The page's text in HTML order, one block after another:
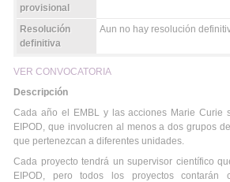
provisional
Resolución
definitiva
Aun no hay resolución
VER CONVOCATORIA
Descripción
Cada año el EMBL y las acciones Marie Curie
EIPOD, que involucren al menos a dos grupos
que pertenezcan a diferentes unidades.
Cada proyecto tendrá un supervisor científico
EIPOD, pero todos los proyectos contarán